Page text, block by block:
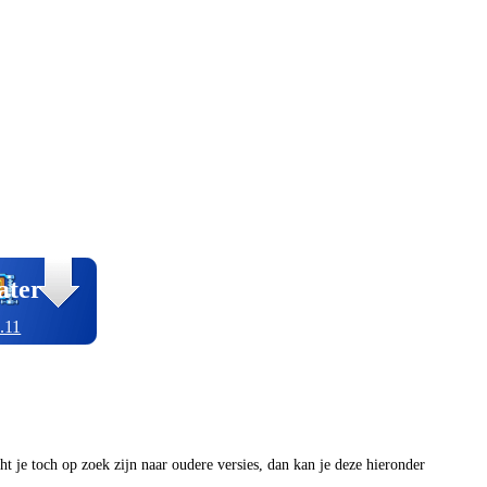
je toch op zoek zijn naar oudere versies, dan kan je deze hieronder